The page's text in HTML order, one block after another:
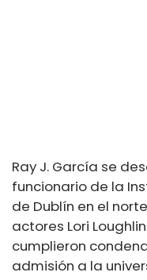
Ray J. García se
funcionario de la
de Dublín en el
actores Lori
cumplieron
admisión a la